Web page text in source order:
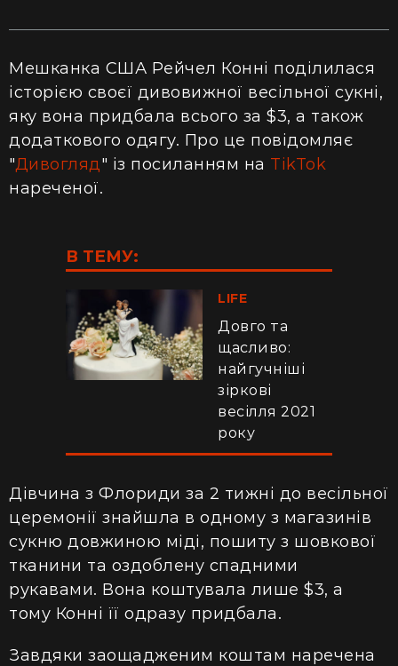
Мешканка США Рейчел Конні поділилася
історією своєї дивовижної весільної сукні,
яку вона придбала всього за $3, а також
додаткового одягу. Про це повідомляє
"Дивогляд" із посиланням на TikTok
нареченої.
В ТЕМУ:
LIFE
Довго та
щасливо:
найгучніші
зіркові
весілля 2021
року
Дівчина з Флориди за 2 тижні до весільної
церемонії знайшла в одному з магазинів
сукню довжиною міді, пошиту з шовкової
тканини та оздоблену спадними
рукавами. Вона коштувала лише $3, а
тому Конні її одразу придбала.
Завдяки заощадженим коштам наречена